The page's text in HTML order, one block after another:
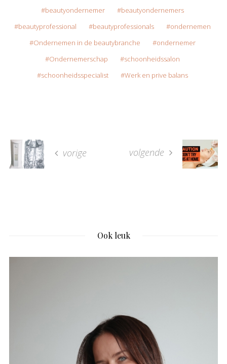
beautyondernemer
beautyondernemers
beautyprofessional
beautyprofessionals
ondernemen
Ondernemen in de beautybranche
ondernemer
Ondernemerschap
schoonheidssalon
schoonheidsspecialist
Werk en prive balans
vorige volgende
Ook leuk